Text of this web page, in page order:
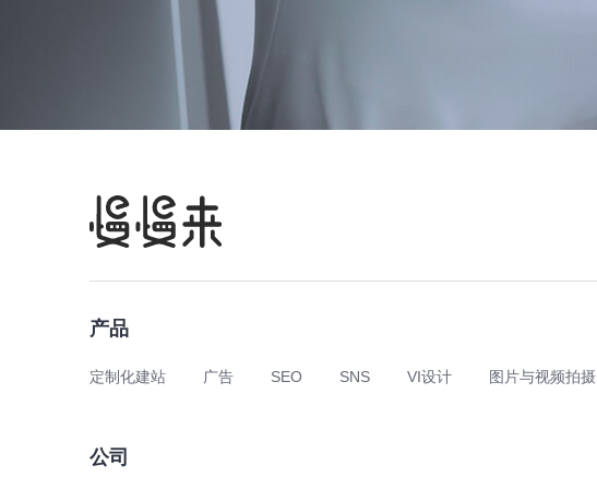
产品
定制化建站 广告 SEO SNS VI设计 图片与视频拍摄
公司